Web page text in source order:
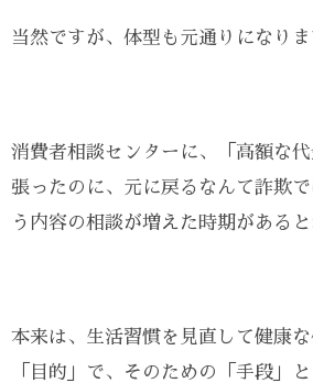
当然ですが、体型も元通りになりま
消費者相談センターに、「高額な
張ったのに、元に戻るなんて詐欺
う内容の相談が増えた時期があると
本来は、生活習慣を見直して健康
「目的」で、そのための「手段」